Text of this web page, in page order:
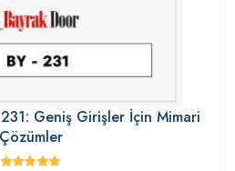
231: Geniş Girişler İçin Mimari
Çözümler